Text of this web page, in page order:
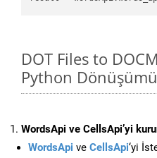
DOT Files to
Python Dönüşümü
WordsApi ve CellsApi’yi
WordsApi ve CellsApi‘yi